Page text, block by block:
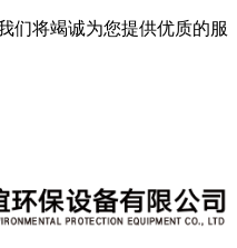
们将竭诚为您提供优质的服